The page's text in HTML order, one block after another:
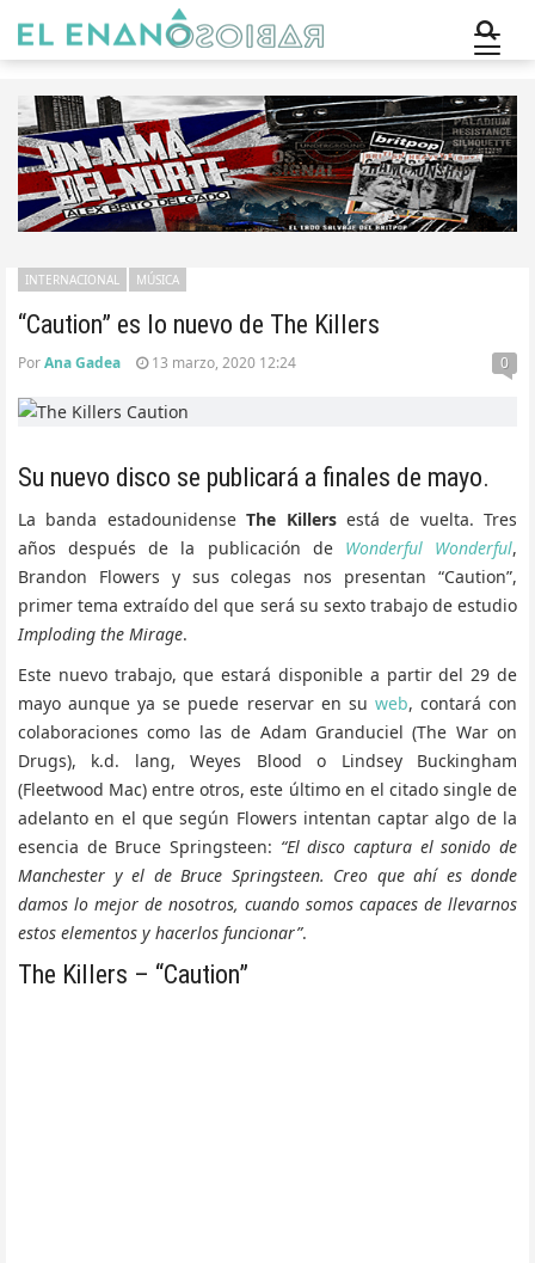
“Caution” es lo nuevo de The Killers
INTERNACIONAL MÚSICA
PorAna Gadea 13 marzo, 2020 12:24 0
Su nuevo disco se publicará a finales de mayo.
La banda estadounidenseThe Killersestá de vuelta. Tres
años después de la publicación de Wonderful Wonderful,
Brandon Flowers y sus colegas nos presentan “Caution”,
primer tema extraído del que será su sexto trabajo de estudio
Imploding the Mirage.
Este nuevo trabajo, que estará disponible a partir del 29 de
mayo aunque ya se puede reservar en su web, contará con
colaboraciones como las de Adam Granduciel (The War on
Drugs), k.d. lang, Weyes Blood o Lindsey Buckingham
(Fleetwood Mac) entre otros, este último en el citado single de
adelanto en el que según Flowers intentan captar algo de la
esencia de Bruce Springsteen: “El disco captura el sonido de
Manchester y el de Bruce Springsteen. Creo que ahí es donde
damos lo mejor de nosotros, cuando somos capaces de llevarnos
estos elementos y hacerlos funcionar”.
The Killers – “Caution”